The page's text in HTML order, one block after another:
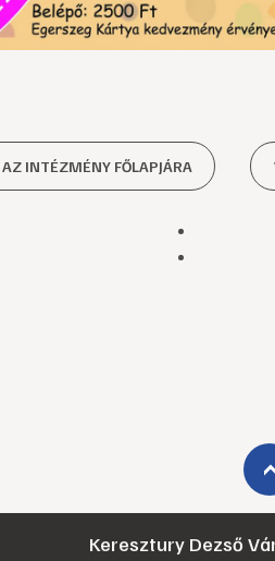
INTÉZMÉNY FŐLAPJÁRA
Keresztury Dezső